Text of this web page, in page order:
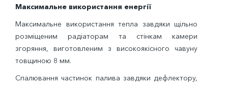
Максимальне використання енергії
Максимальне використання тепла завдяки щільно
розміщеним радіаторам та стінкам камери
згоряння, виготовленим з високоякісного чавуну
товщиною 8 мм.
Спалювання частинок палива завдяки дефлектору,